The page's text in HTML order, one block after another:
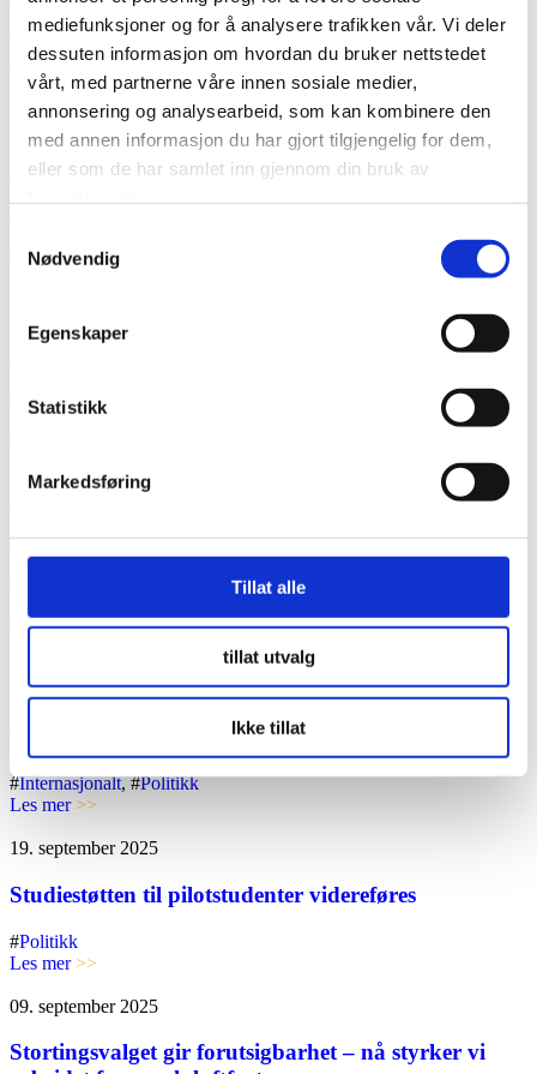
mediefunksjoner og for å analysere trafikken vår. Vi deler
dessuten informasjon om hvordan du bruker nettstedet
vårt, med partnerne våre innen sosiale medier,
annonsering og analysearbeid, som kan kombinere den
med annen informasjon du har gjort tilgjengelig for dem,
eller som de har samlet inn gjennom din bruk av
Nødvendig
Egenskaper
Statistikk
Markedsføring
Tillat alle
tillat utvalg
Ikke tillat
gang
Internasjonalt
Politikk
Les mer>>
26. mars 2026
Pilotutdanning i Norge: behov for tiltak og
gjennomgang
Politikk, #Utdanning
14. mars 2026
sikkerhet og europeisk regelverk på agendaen
Norsk Flygerforbund gir sin fulle støtte til SAS-
Flysikkerhet, #Politikk, #Sosial ansvarlighet
24. januar 2026
Pilotmangel – myte eller et reelt problem?
#Internasjonalt, #Politikk
Les mer>>
19. september 2025
Studiestøtten til pilotstudenter videreføres
#Politikk
Les mer>>
09. september 2025
Stortingsvalget gir forutsigbarhet – nå styrker vi